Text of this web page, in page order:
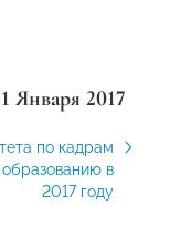
Января 2017
по кадрам
в
2017 году